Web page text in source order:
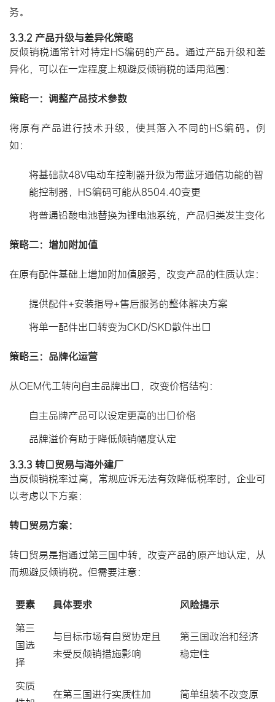
务。
3.3.2 产品升级与差异化策略
反倾销税通常针对特定HS编码的产品。通过产品升级和差
异化，可以在一定程度上规避反倾销税的适用范围：
策略一：调整产品技术参数
将原有产品进行技术升级，使其落入不同的HS编码。例
如：
将基础款48V电动车控制器升级为带蓝牙通信功能的智
能控制器，HS编码可能从8504.40变更
将普通铅酸电池替换为锂电池系统，产品归类发生变化
策略二：增加附加值
在原有配件基础上增加附加值服务，改变产品的性质认定：
提供配件+安装指导+售后服务的整体解决方案
将单一配件出口转变为CKD/SKD散件出口
策略三：品牌化运营
从OEM代工转向自主品牌出口，改变价格结构：
自主品牌产品可以设定更高的出口价格
品牌溢价有助于降低倾销幅度认定
3.3.3 转口贸易与海外建厂
当反倾销税率过高，常规应诉无法有效降低税率时，企业可
以考虑以下方案：
转口贸易方案：
转口贸易是指通过第三国中转，改变产品的原产地认定，从
而规避反倾销税。但需要注意：
要素 具体要求
风险提示
第三
国选
择
与目标市场有自贸协定且
未受反倾销措施影响
第三国政治和经济
稳定性
实质
在第三国进行实质性加 简单组装不改变原